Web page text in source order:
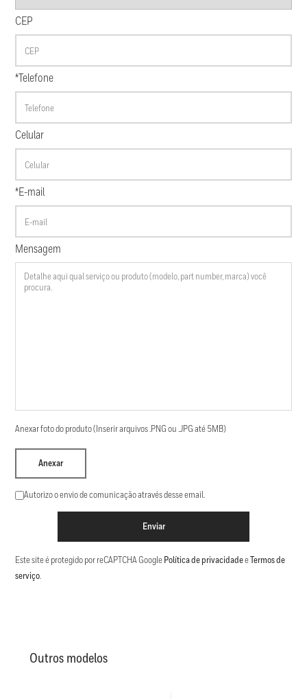
CEP
*Telefone
Celular
*E-mail
Mensagem
Anexar foto do produto (Inserir arquivos .PNG ou .JPG até 5MB)
Anexar
Autorizo o envio de comunicação através desse email.
Enviar
Este site é protegido por reCAPTCHA Google Política de privacidadee Termos de
serviço.
Outros modelos